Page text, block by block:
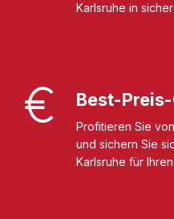
Karlsruhe in
Best-
Profitieren Sie
und sichern Sie
Karlsruhe für